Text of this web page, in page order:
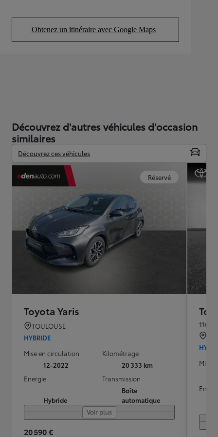
Obtenez un itinéraire avec Google Maps
(Opens in new tab)
Découvrez d'autres véhicules d'occasion
similaires
Découvrez ces véhicules
Réservé
Toyota Yaris
TOULOUSE
HYBRIDE
Mise en circulation
12-2022
Kilométrage
20 333 km
Energie
Hybride
Transmission
Boîte
automatique
Voir plus
20 590 €
116h
Mise